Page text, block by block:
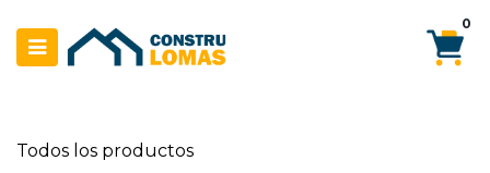
0
Todos los productos